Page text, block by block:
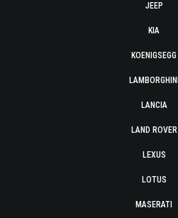
JEEP
KIA
KOENIGSEGG
LAMBORGHINI
LANCIA
LAND ROVER
LEXUS
LOTUS
MASERATI